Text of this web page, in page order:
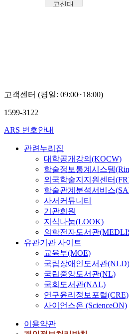
고신대
고객센터 (평일: 09:00~18:00)
1599-3122
ARS 번호안내
관련누리집
대학공개강의(KOCW)
학술정보통계시스템
외국학술지지원센터
학술관계분석서비스
사서커뮤니티
기관회원
지식나눔(LOOK)
의학전자도서관
유관기관 사이트
교육부(MOE)
국립장애인도서관(NLD)
국립중앙도서관(NL)
국회도서관(NAL)
연구윤리정보포털(CRE)
사이언스온 (ScienceON)
이용약관